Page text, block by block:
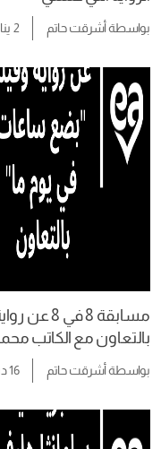
بواسطةأشرقت حاتم 2 يناير، 2025
مسابقة 8
بالتعاون مع الكاتب
بواسطةأشرقت حاتم 16 ديسمبر، 2024